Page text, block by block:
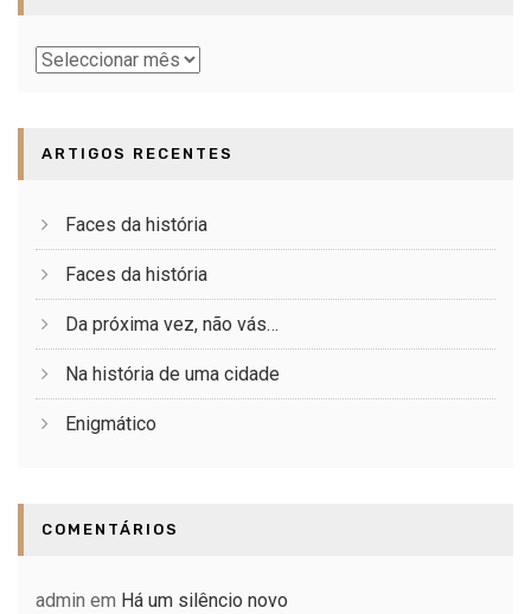
Baú
ARTIGOS RECENTES
Faces da história
Faces da história
Da próxima vez, não vás…
Na história de uma cidade
Enigmático
COMENTÁRIOS
admin em Há um silêncio novo